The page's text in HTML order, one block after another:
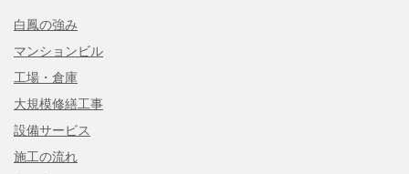
白鳳の強み
マンションビル
工場・倉庫
大規模修繕工事
設備サービス
施工の流れ